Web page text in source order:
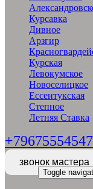
Курсавка
Дивное
Арзгир
Курская
Левокумское
Новоселицкое
Ессентукская
Степное
Летняя Ставка
+79675554547
звонок мастера
Toggle